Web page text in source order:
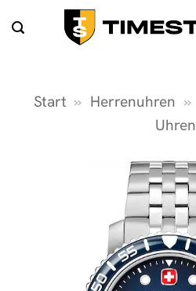
Inhalt
Start » Herrenuhren »
Uhren